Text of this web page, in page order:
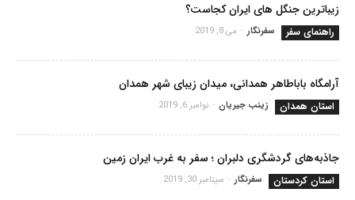
زیباترین جنگل های ایران کجاست؟
راهنمای سفر سفرنگار - می 8, 2019
آرامگاه باباطاهر همدانی، میدان زیبای شهر همدان
استان همدان زینب جیریان - نوامبر 6, 2019
جاذبه‌های گردشگری دلبران ؛ سفر به غرب ایران زمین
استان کردستان سفرنگار - سپتامبر 30, 2019